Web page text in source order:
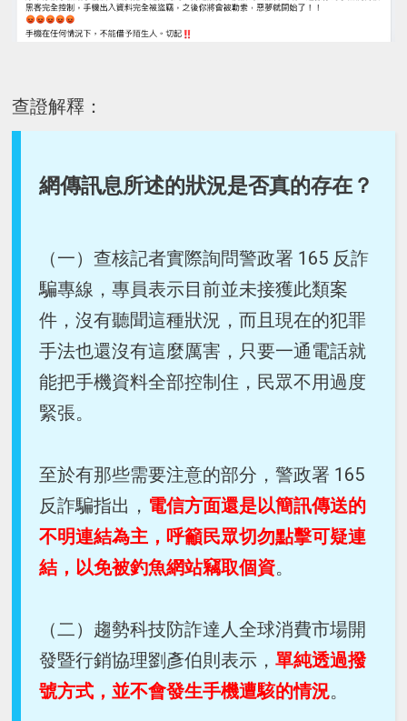
查證解釋：
網傳訊息所述的狀況是否真的存在？
（一）查核記者實際詢問警政署 165 反詐
騙專線，專員表示目前並未接獲此類案
件，沒有聽聞這種狀況，而且現在的犯罪
手法也還沒有這麼厲害，只要一通電話就
能把手機資料全部控制住，民眾不用過度
緊張。
至於有那些需要注意的部分，警政署 165
反詐騙指出， 電信方面還是以簡訊傳送的
不明連結為主，呼籲民眾切勿點擊可疑連
結，以免被釣魚網站竊取個資。
（二）趨勢科技防詐達人全球消費市場開
發暨行銷協理劉彥伯則表示，單純透過撥
號方式，並不會發生手機遭駭的情況。